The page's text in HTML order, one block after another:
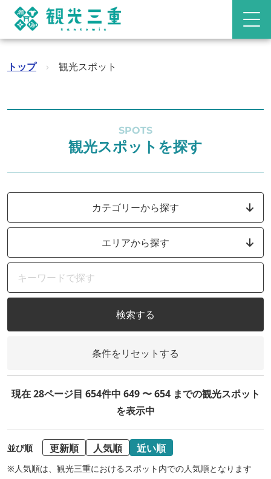
トップ › 観光スポット
SPOTS
観光スポットを探す
カテゴリーから探す
エリアから探す
検索する
条件をリセットする
現在 28ページ目 654件中 649 〜 654 までの観光スポット
を表示中
並び順 更新順 人気順 近い順
※人気順は、観光三重におけるスポット内での人気順となります